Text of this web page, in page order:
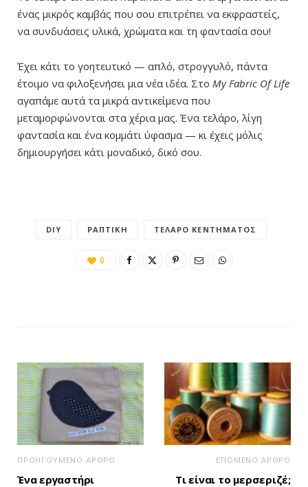
ένας μικρός καμβάς που σου επιτρέπει να εκφραστείς,
να συνδυάσεις υλικά, χρώματα και τη φαντασία σου!
Έχει κάτι το γοητευτικό — απλό, στρογγυλό, πάντα
έτοιμο να φιλοξενήσει μια νέα ιδέα. Στο My Fabric Of Life
αγαπάμε αυτά τα μικρά αντικείμενα που
μεταμορφώνονται στα χέρια μας. Ένα τελάρο, λίγη
φαντασία και ένα κομμάτι ύφασμα — κι έχεις μόλις
δημιουργήσει κάτι μοναδικό, δικό σου.
DIY ΡΑΠΤΙΚΉ ΤΕΛΆΡΟ ΚΕΝΤΉΜΑΤΟΣ
0
ΠΡΟΗΓΟΥΜΕΝΟ ΑΡΘΡΟ
Ένα εργαστήρι
ΕΠΟΜΕΝΟ ΑΡΘΡΟ
Τι είναι το μερσεριζέ;